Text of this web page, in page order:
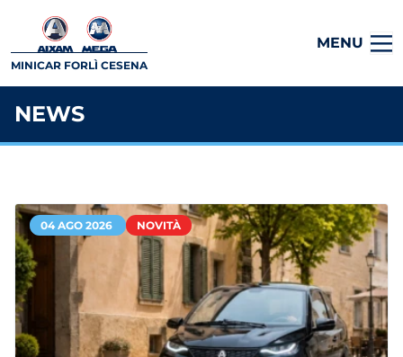
MINICAR FORLÌ CESENA
MENU
NEWS
04 AGO 2026 NOVITÀ